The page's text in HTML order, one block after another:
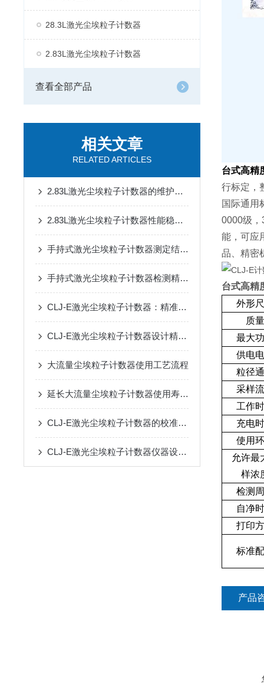
28.3L激光尘埃粒子计数器
2.83L激光尘埃粒子计数器
查看全部产品
相关文章
RELATED ARTICLES
2.83L激光尘埃粒子计数器的维护周期是多久
2.83L激光尘埃粒子计数器性能稳定,功能*
手持式激光尘埃粒子计数器测定结果偏差的成因剖析
手持式激光尘埃粒子计数器检测精度高、功能操作简单明了
CLJ-E激光尘埃粒子计数器：精准高效的空气洁净度守护者
CLJ-E激光尘埃粒子计数器设计精巧体现在哪些方面
大流量尘埃粒子计数器使用工艺流程
延长大流量尘埃粒子计数器使用寿命的策略有哪些？
CLJ-E激光尘埃粒子计数器的校准与维护
CLJ-E激光尘埃粒子计数器仪器设计精巧
台式高精
行标定，
国际通用
0000级
能，可应
品、精密
台式高精
外形
质量
最大
供电
粒径
采样
工作
充电
使用
允许最
样浓
检测
自净
打印
标准
产品